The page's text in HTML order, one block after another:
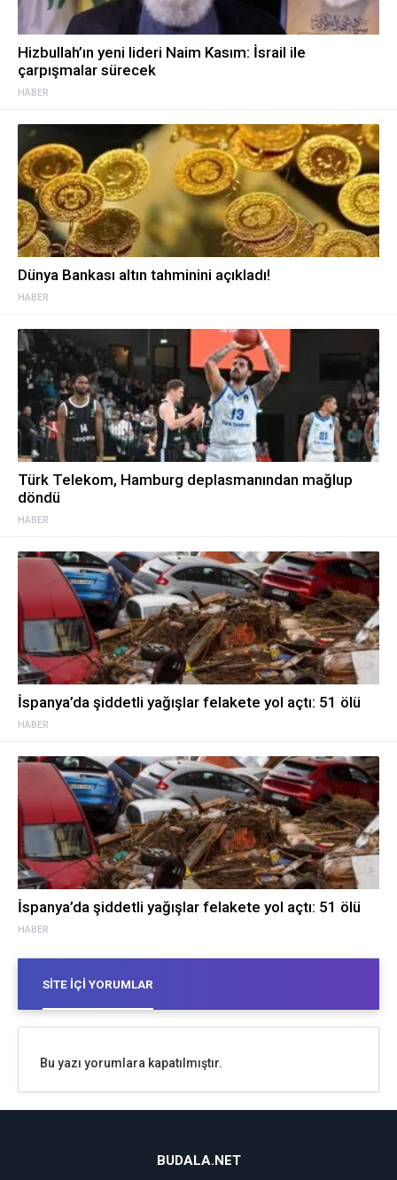
HABER
Hizbullah’ın yeni lideri Naim Kasım: İsrail ile
çarpışmalar sürecek
HABER
Dünya Bankası altın tahminini açıkladı!
HABER
Türk Telekom, Hamburg deplasmanından mağlup
döndü
HABER
İspanya’da şiddetli yağışlar felakete yol açtı: 51 ölü
HABER
İspanya’da şiddetli yağışlar felakete yol açtı: 51 ölü
SITE İÇI YORUMLAR
Bu yazı yorumlara kapatılmıştır.
BUDALA.NET